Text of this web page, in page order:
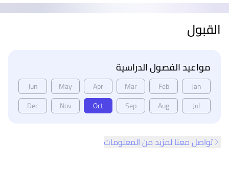
القبول
مواعيد الفصول الدراسية
Jan
Feb
Mar
Apr
May
Jun
Jul
Aug
Sep
Oct
Nov
Dec
تواصل معنا لمزيد من المعلومات